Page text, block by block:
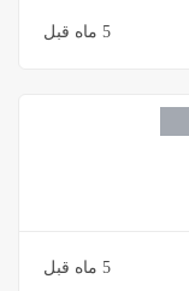
5 ماه قبل
5 ماه قبل